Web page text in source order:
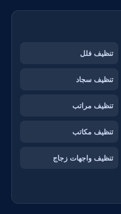
تنظيف فلل
تنظيف سجاد
تنظيف مراتب
تنظيف مكاتب
تنظيف واجهات زجاج